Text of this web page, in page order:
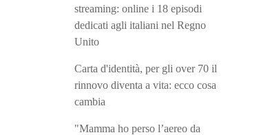
streaming: online i 18 episodi
dedicati agli italiani nel Regno
Unito
Carta d'identità, per gli over 70 il
rinnovo diventa a vita: ecco cosa
cambia
"Mamma ho perso l’aereo da